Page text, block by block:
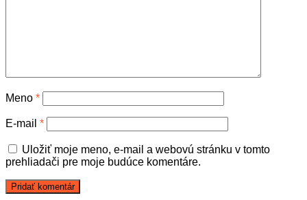
Meno *
E-mail *
Uložiť moje meno, e-mail a webovú stránku v tomto
prehliadači pre moje budúce komentáre.